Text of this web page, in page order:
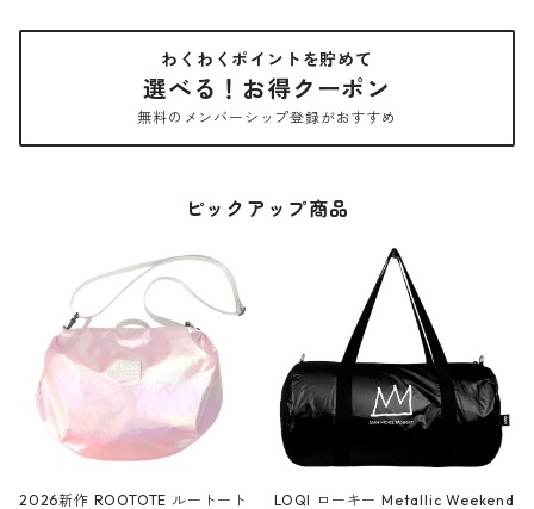
わくわくポイントを貯めて
選べる！お得クーポン
無料のメンバーシップ登録がおすすめ
ピックアップ商品
2026新作 ROOTOTE ルートート LOQI ローキー Metallic Weekend